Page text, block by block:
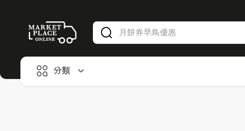
alid Until 30 June 2026
分類